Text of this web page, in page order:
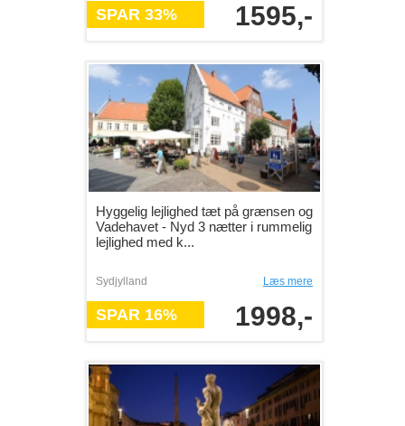
SPAR 33% 1595,-
Hyggelig lejlighed tæt på grænsen og
Vadehavet - Nyd 3 nætter i rummelig
lejlighed med k...
Sydjylland Læs mere
SPAR 16% 1998,-